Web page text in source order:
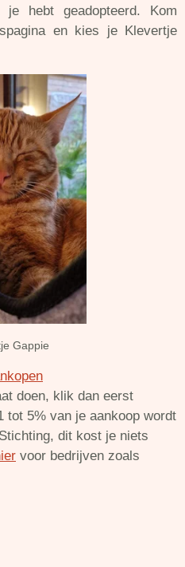
hebt geadopteerd. Kom
en kies je Klevertje
Gappie
doen, klik dan eerst
tot 5% van je aankoop wordt
dit kost je niets
voor bedrijven zoals